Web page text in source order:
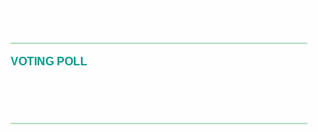
VOTING POLL